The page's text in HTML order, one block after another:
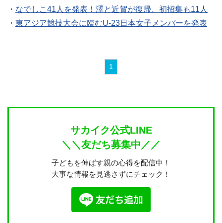
・ なでしこ41人を発表！澤と近賀が復帰、初招集も11人
・ 東アジア競技大会に臨むU-23日本女子メンバーを発表
1
サカイク公式LINE
＼＼友だち募集中／／
子どもを伸ばす親の心得を配信中！
大事な情報を見逃さずにチェック！